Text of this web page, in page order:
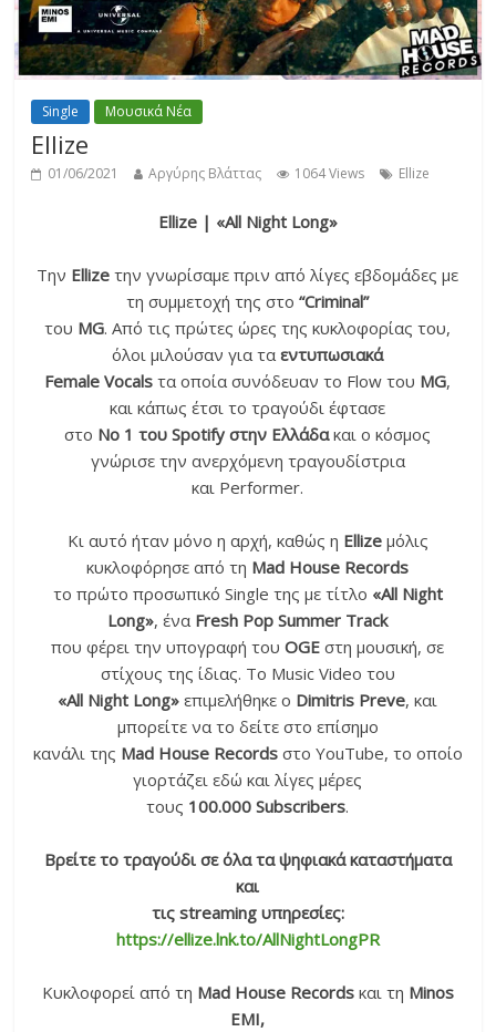
Single Μουσικά Νέα
Ellize
01/06/2021 Αργύρης Βλάττας 1064 Views Ellize
Ellize | «All Night Long»
Την Ellize την γνωρίσαμε πριν από λίγες εβδομάδες με
τη συμμετοχή της στο “Criminal”
του MG. Από τις πρώτες ώρες της κυκλοφορίας του,
όλοι μιλούσαν για ταεντυπωσιακά
Female Vocals τα οποία συνόδευαν το Flow του MG,
και κάπως έτσι το τραγούδι έφτασε
στο Νο 1 του Spotify στην Ελλάδακαι ο κόσμος
γνώρισε την ανερχόμενη τραγουδίστρια
και Performer.
Κι αυτό ήταν μόνο η αρχή, καθώς η Ellizeμόλις
κυκλοφόρησε από τη Mad House Records
το πρώτο προσωπικό Single της με τίτλο «All Night
Long», ένα Fresh Pop Summer Track
που φέρει την υπογραφή τουOGE στη μουσική, σε
στίχους της ίδιας. Το Music Video του
«All Night Long» επιμελήθηκε ο Dimitris Preve, και
μπορείτε να το δείτε στο επίσημο
κανάλι της Mad House Records στο YouTube, το οποίο
γιορτάζει εδώ και λίγες μέρες
τους 100.000 Subscribers.
Βρείτε το τραγούδι σε όλα τα ψηφιακά καταστήματα
και
τις streaming υπηρεσίες:
https://ellize.lnk.to/AllNightLongPR
Κυκλοφορεί από τη Mad House Records και τη Minos
EMI,